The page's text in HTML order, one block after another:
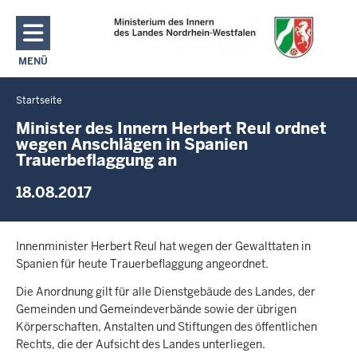
Direkt zum Inhalt
MENÜ
NAVIGATION AKTIVIEREN/DEAKTIVIEREN: MAIN MENU
Sie
befinden
sich
hier
Startseite
Minister des Innern Herbert Reul ordnet
wegen Anschlägen in Spanien
Trauerbeflaggung an
18.08.2017
Innenminister Herbert Reul hat wegen der Gewalttaten in
Spanien für heute Trauerbeflaggung angeordnet.
Die Anordnung gilt für alle Dienstgebäude des Landes, der
Gemeinden und Gemeindeverbände sowie der übrigen
Körperschaften, Anstalten und Stiftungen des öffentlichen
Rechts, die der Aufsicht des Landes unterliegen.